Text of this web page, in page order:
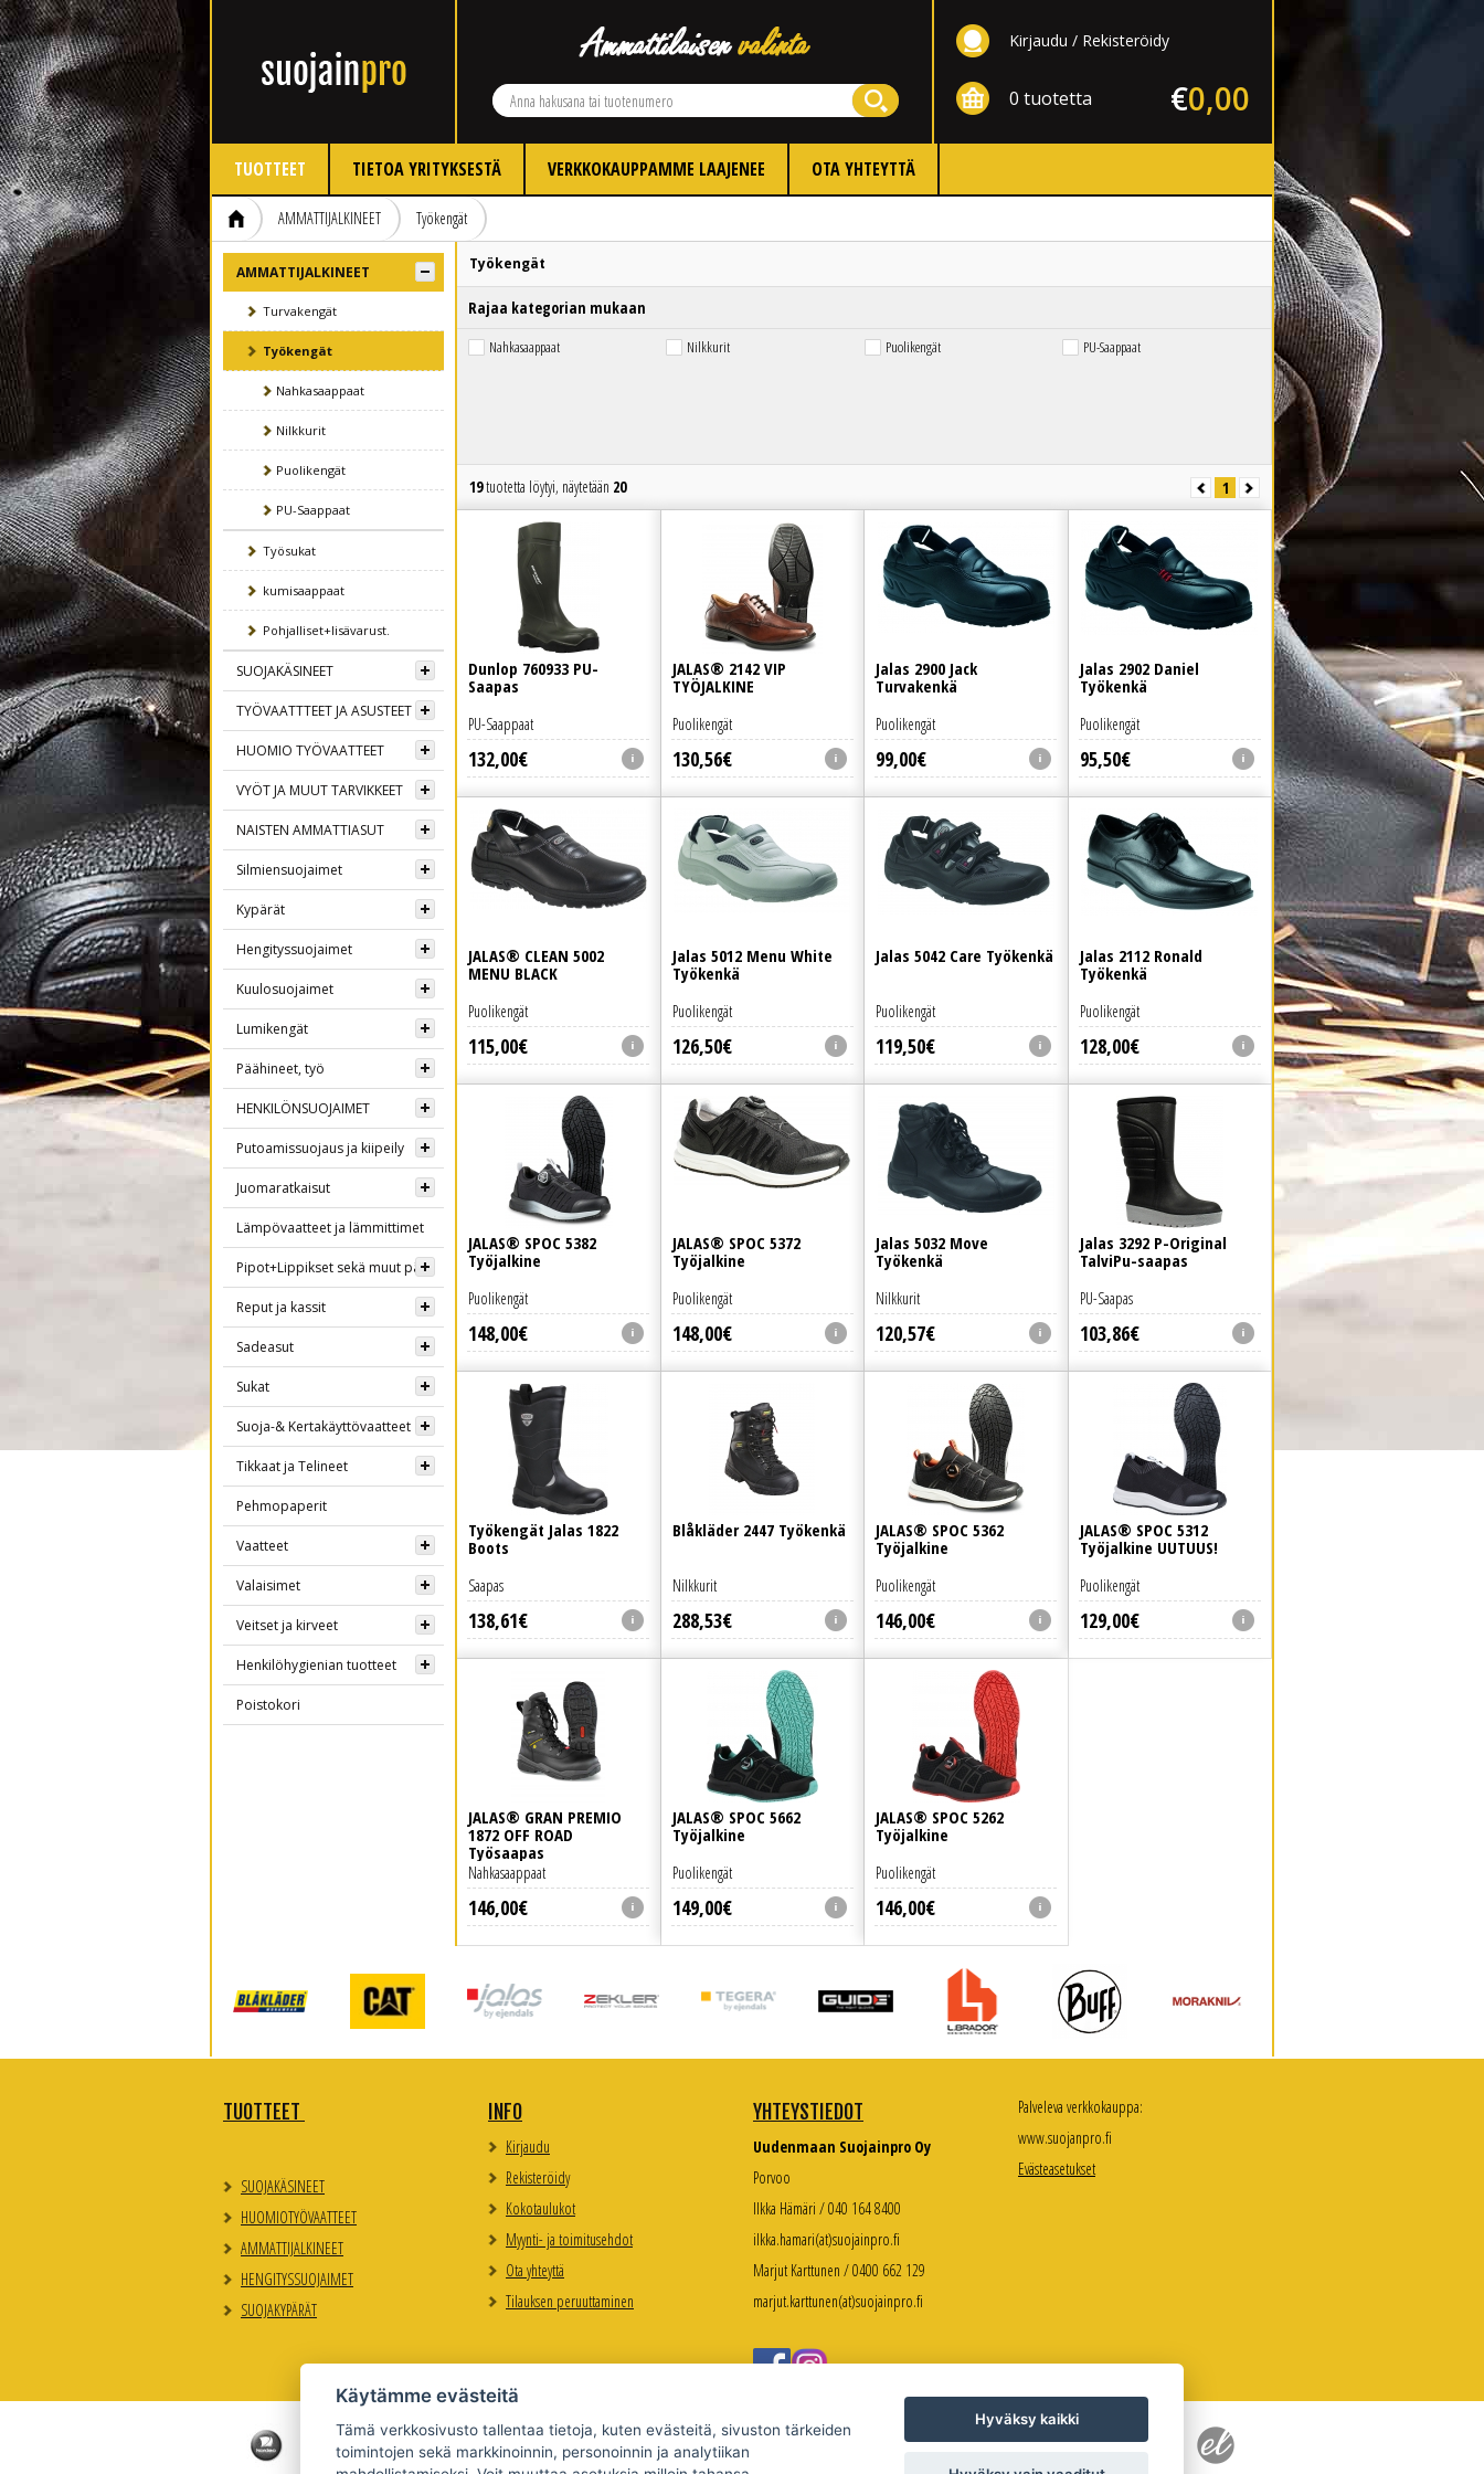
Kirjaudu Rekisteröidy
0 tuotetta 0,00
€
TUOTTEET TIETOA YRITYKSESTÄ VERKKOKAUPPAMME LAAJENEE OTA YHTEYTTÄ
AMMATTIJALKINEET Työkengät
AMMATTIJALKINEET
Turvakengät
Työkengät
Nahkasaappaat
Nilkkurit
Puolikengät
PU-Saappaat
Työsukat
kumisaappaat
Pohjalliset+lisävarust.
SUOJAKÄSINEET
TYÖVAATTTEET JA ASUSTEET
HUOMIO TYÖVAATTEET
VYÖT JA MUUT TARVIKKEET
NAISTEN AMMATTIASUT
Silmiensuojaimet
Kypärät
Hengityssuojaimet
Kuulosuojaimet
Lumikengät
Päähineet, työ
HENKILÖNSUOJAIMET
Putoamissuojaus ja kiipeily
Juomaratkaisut
Lämpövaatteet ja lämmittimet
Pipot+Lippikset sekä muut päähineet
Reput ja kassit
Sadeasut
Sukat
Suoja-& Kertakäyttövaatteet
Tikkaat ja Telineet
Pehmopaperit
Vaatteet
Valaisimet
Veitset ja kirveet
Henkilöhygienian tuotteet
Poistokori
Työkengät
Rajaa kategorian mukaan
Nahkasaappaat Nilkkurit Puolikengät PU-Saappaat
19tuotetta löytyi, näytetään 20Edellinen 1
Dunlop 760933 PU-
Saapas
132,00€
PU-Saappaat
JALAS® 2142 VIP
TYÖJALKINE
130,56€
Puolikengät
Jalas 2900 Jack
Turvakenkä
99,00€
Puolikengät
Jalas 2902 Daniel
Työkenkä
95,50€
Puolikengät
JALAS® CLEAN 5002
MENU BLACK
115,00€
Puolikengät
Jalas 5012 Menu White
Työkenkä
126,50€
Puolikengät
Jalas 5042 Care Työkenkä
119,50€
Puolikengät
Jalas 2112 Ronald
Työkenkä
128,00€
Puolikengät
Lue lisää
JALAS® SPOC 5382
Työjalkine
148,00€
Puolikengät
JALAS® SPOC 5372
Työjalkine
148,00€
Puolikengät
Jalas 5032 Move
Työkenkä
120,57€
Nilkkurit
Jalas 3292 P-Original
TalviPu-saapas
103,86€
PU-Saapas
Työkengät Jalas 1822
Boots
138,61€
Saapas
Blåkläder 2447 Työkenkä
288,53€
Nilkkurit
JALAS® SPOC 5362
Työjalkine
146,00€
Puolikengät
JALAS® SPOC 5312
Työjalkine UUTUUS!
129,00€
Puolikengät
JALAS® GRAN PREMIO
1872 OFF ROAD
Työsaapas
146,00€
Nahkasaappaat
JALAS® SPOC 5662
Työjalkine
149,00€
Puolikengät
JALAS® SPOC 5262
Työjalkine
146,00€
Puolikengät
TUOTTEET
SUOJAKÄSINEET
HUOMIOTYÖVAATTEET
AMMATTIJALKINEET
HENGITYSSUOJAIMET
SUOJAKYPÄRÄT
INFO
Kirjaudu
Rekisteröidy
Kokotaulukot
Myynti- ja toimitusehdot
Ota yhteyttä
Tilauksen peruuttaminen
YHTEYSTIEDOT
Uudenmaan Suojainpro Oy
Porvoo
Ilkka Hämäri / 040 164 8400
ilkka.hamari(at)suojainpro.fi
Marjut Karttunen / 0400 662 129
marjut.karttunen(at)suojainpro.fi
Palveleva verkkokauppa:
www.suojanpro.fi
Evästeasetukset
Käytämme evästeitä
Tämä verkkosivusto tallentaa tietoja, kuten evästeitä, sivuston tärkeiden
toimintojen sekä markkinoinnin, personoinnin ja analytiikan
Hyväksy kaikki